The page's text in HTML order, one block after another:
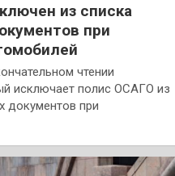
из списка
при
чтении
исключает полис ОСАГО из
документов при